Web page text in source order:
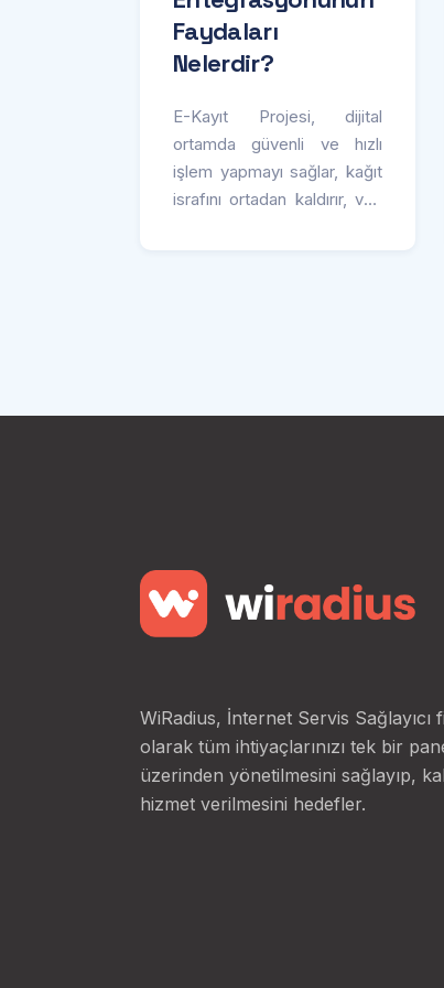
Faydaları
Nelerdir?
E-Kayıt Projesi, dijital
ortamda güvenli ve hızlı
işlem yapmayı sağlar, kağıt
israfını ortadan kaldırır, veri
tasarrufu sunar. Bu sistem,
WiRadius, İnternet Servis Sağlayıcı
olarak tüm ihtiyaçlarınızı tek bir
üzerinden yönetilmesini sağlayıp,
hizmet verilmesini hedefler.